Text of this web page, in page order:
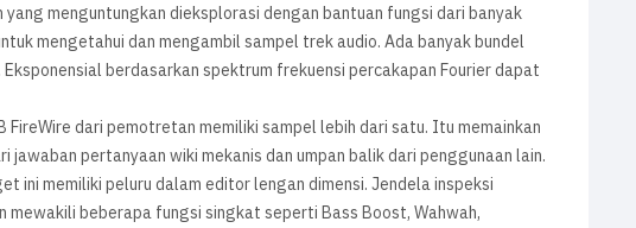
menguntungkan dieksplorasi dengan bantuan fungsi dari banyak
mengetahui dan mengambil sampel trek audio. Ada banyak bundel
berdasarkan spektrum frekuensi percakapan Fourier dapat
FireWire dari pemotretan memiliki sampel lebih dari satu. Itu memainkan
pertanyaan wiki mekanis dan umpan balik dari penggunaan lain.
ini memiliki peluru dalam editor lengan dimensi. Jendela inspeksi
mewakili beberapa fungsi singkat seperti Bass Boost, Wahwah,